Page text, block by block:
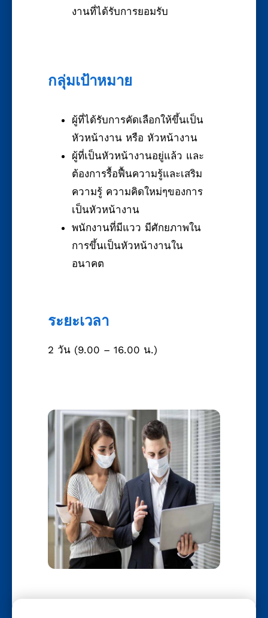
งานที่ได้รับการยอมรับ
กลุ่มเป้าหมาย
ผู้ที่ได้รับการคัดเลือกให้ขึ้นเป็น
หัวหน้างาน หรือ หัวหน้างาน
ผู้ที่เป็นหัวหน้างานอยู่แล้ว และ
ต้องการรื้อฟื้นความรู้และเสริม
ความรู้ ความคิดใหม่ๆของการ
เป็นหัวหน้างาน
พนักงานที่มีแวว มีศักยภาพใน
การขึ้นเป็นหัวหน้างานใน
อนาคต
ระยะเวลา
2 วัน (9.00 – 16.00 น.)